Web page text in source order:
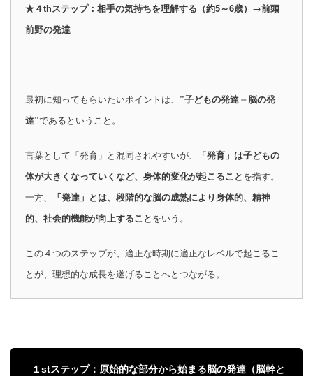
★４thステップ：相手の気持ちを理解する（約5～6歳）→前頭
前野の発達
最初に知ってもらいたいポイントは、 ”子どもの発達＝脳の発
達”であるということ。
言葉として「発育」と混同されやすいが、「発育」は子どもの
体が大きくなっていくなど、身体的変化が起こることを指す。
一方、
「発達」とは、段階的な脳の成熟により身体的、精神
的、社会的機能が向上することをいう。
この４つのステップが、適正な時期に適正なレベルで起こるこ
とが、理想的な成長を遂げることへとつながる。
１stステップ：原始的な部分から始まる脳の発達（脳幹と